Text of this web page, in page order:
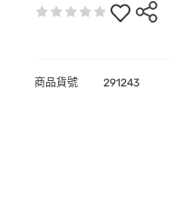
商品貨號 291243